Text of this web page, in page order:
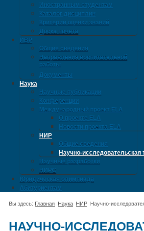
Иностранным студентам
Каталог дисциплин
Критерии оценки знаний
Доска почета
ИВР
Общие сведения
Направления воспитательной
работы
Документы
Наука
Научные публикации
Конференции
Международный проект ELA
О проекте ELA
Новости проекта ELA
НИР
Общие сведения
Научно-исследовательская
Научные разработки
НИРС
Юридическая олимпиада
Абитуриентам
Вы здесь: Главная Наука НИР Научно-
НАУЧНО-